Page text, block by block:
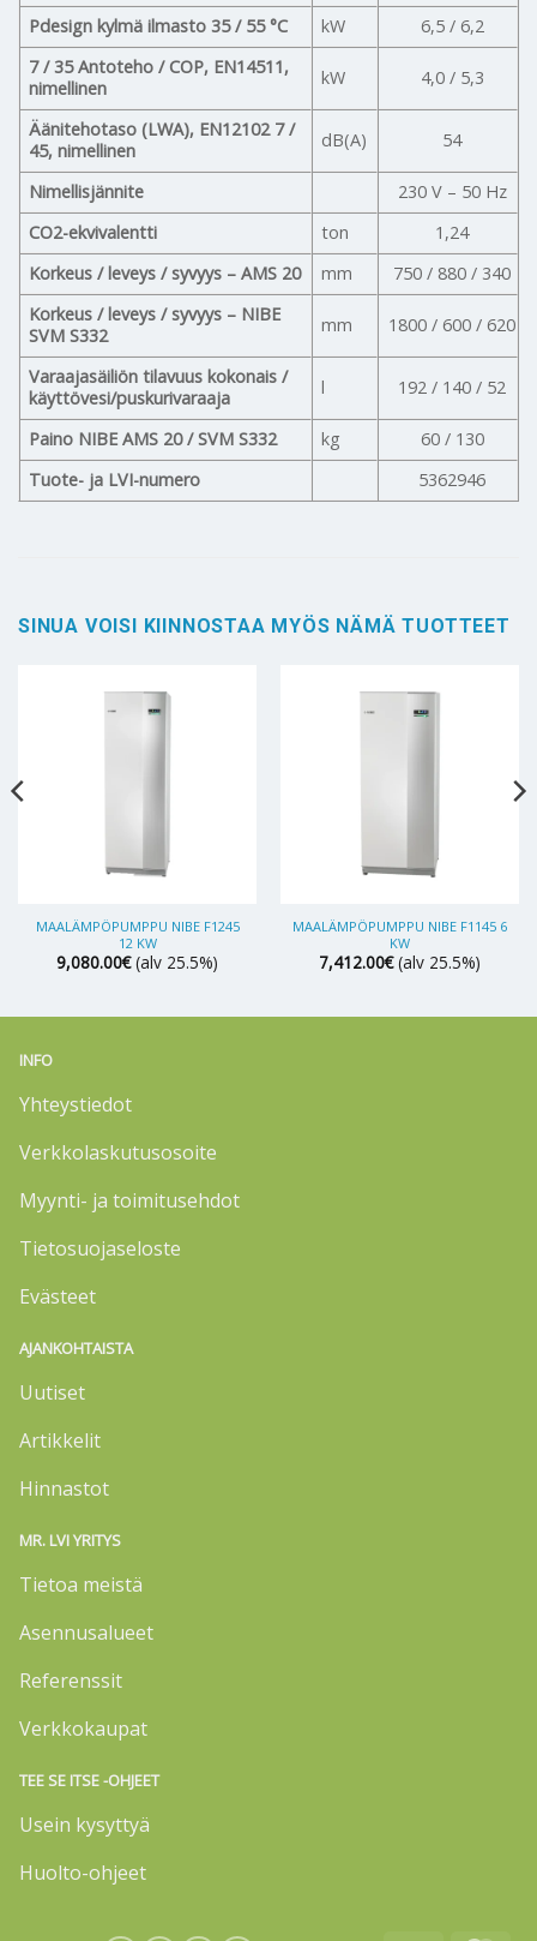
Pdesign kylmä ilmasto 35 / 55 °C kW
6,5 / 6,2
7 / 35 Antoteho / COP, EN14511,
nimellinen
kW 4,0 / 5,3
Äänitehotaso (LWA), EN12102 7 /
45, nimellinen
dB(A) 54
Nimellisjännite
230 V – 50 Hz
CO2-ekvivalentti
ton
1,24
Korkeus / leveys / syvyys – AMS 20
mm
750 / 880 / 340
Korkeus / leveys / syvyys – NIBE
SVM S332
mm 1800 / 600 / 620
Varaajasäiliön tilavuus kokonais /
käyttövesi/puskurivaraaja
l 192 / 140 / 52
Paino NIBE AMS 20 / SVM S332 kg
60 / 130
Tuote- ja LVI-numero
5362946
SINUA VOISI KIINNOSTAA MYÖS NÄMÄ TUOTTEET
MAALÄMPÖPUMPPU NIBE F1245
12 KW
9,080.00€ (alv 25.5%)
MAALÄMPÖPUMPPU NIBE F1145 6
KW
7,412.00€ (alv 25.5%)
INFO
Yhteystiedot
Verkkolaskutusosoite
Myynti- ja toimitusehdot
Tietosuojaseloste
Evästeet
AJANKOHTAISTA
Uutiset
Artikkelit
Hinnastot
MR. LVI YRITYS
Tietoa meistä
Asennusalueet
Referenssit
Verkkokaupat
TEE SE ITSE -OHJEET
Usein kysyttyä
Huolto-ohjeet